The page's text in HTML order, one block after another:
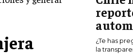
INTERNACIONAL
NEGOCIOS
COMERCIO
¿Te has
la